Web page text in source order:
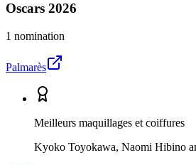
Oscars 2026
1 nomination
Palmarès
Meilleurs maquillages et coiffures
Kyoko Toyokawa, Naomi Hibino